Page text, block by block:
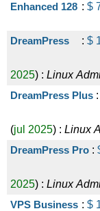
Enhanced 128 : $
DreamPress : $
2025) : Linux
DreamPress Plus :
(jul 2025) : Linux
DreamPress Pro :
2025) : Linux
VPS Business : $